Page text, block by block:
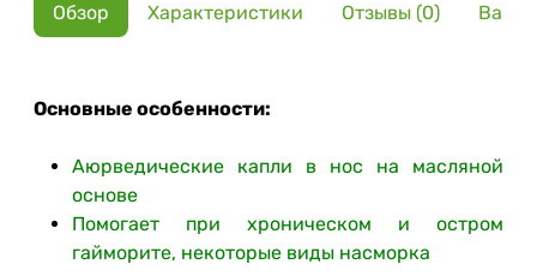
Обзор Характеристики Отзывы (0)
Основные особенности:
Аюрведические капли в нос на масляной
основе
Помогает при хроническом и остром
гайморите, некоторые виды насморка